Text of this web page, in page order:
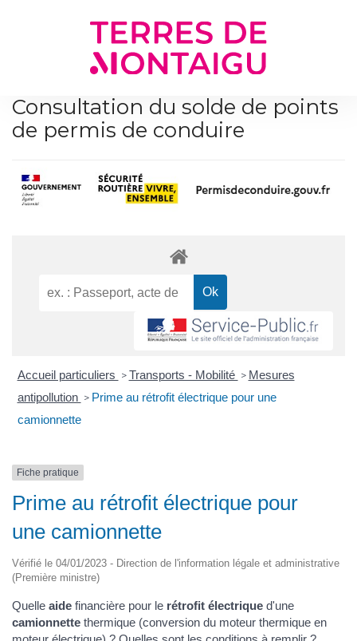
Consultation du solde de points
de permis de conduire
Accueil particuliers > Transports - Mobilité > Mesures
antipollution > Prime au rétrofit électrique pour une
camionnette
Fiche pratique
Prime au rétrofit électrique pour
une camionnette
Vérifié le 04/01/2023 - Direction de l'information légale et administrative
(Première ministre)
Quelle aide financière pour le rétrofit électrique d'une
camionnette thermique (conversion du moteur thermique en